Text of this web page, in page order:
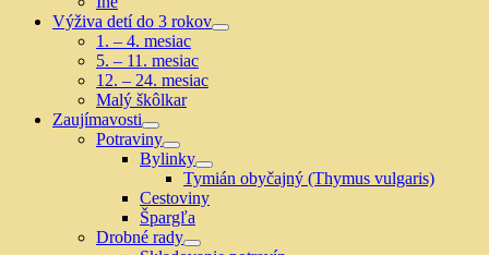
Výživa detí do 3 rokov
Show
1. – 4. mesiac
5. – 11. mesiac
12. – 24. mesiac
Malý škôlkar
Zaujímavosti
Show
sub
menu
Potraviny
Show
sub
menu
Bylinky
Show
sub
menu
Tymián obyčajný (Thymus vulgaris)
Cestoviny
Špargľa
Drobné rady
Show